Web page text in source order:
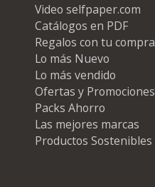
Video selfpaper.com
Catálogos en PDF
Regalos con tu compra
Lo más Nuevo
Lo más vendido
Ofertas y Promociones
Packs Ahorro
Las mejores marcas
Productos Sostenibles